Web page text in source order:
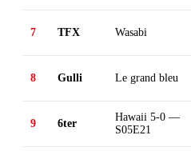
7 TFX Wasabi
8 Gulli Le grand bleu
9 6ter
Hawaii 5-0 —
S05E21